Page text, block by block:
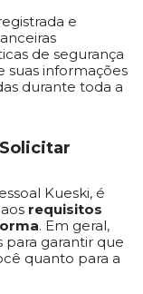
e
de segurança
suas informações
durante toda a
Kueski, é
requisitos
. Em geral,
para garantir que
quanto para a